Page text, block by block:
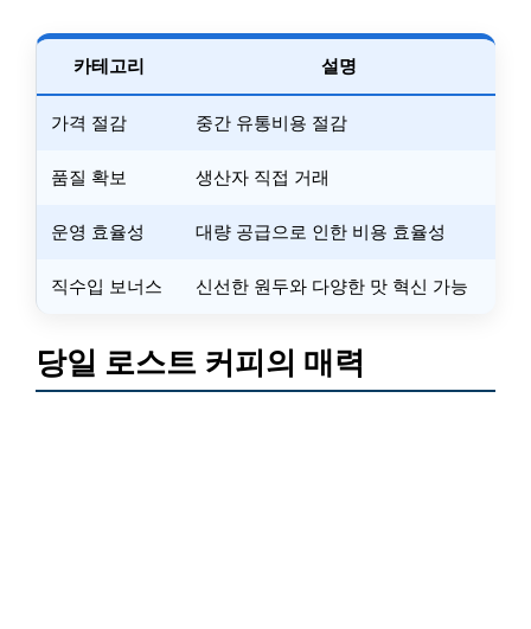
카테고리 설명
가격 절감 중간 유통비용 절감
품질 확보 생산자 직접 거래
운영 효율성 대량 공급으로 인한 비용 효율성
직수입 보너스 신선한 원두와 다양한 맛 혁신 가능
당일 로스트 커피의 매력